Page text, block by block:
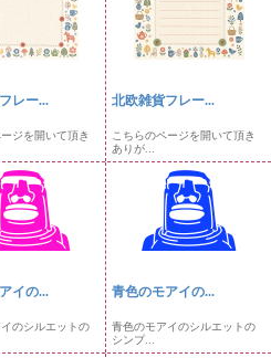
レー...
ジを開いて頂き
北欧雑貨フレー...
こちらのページを開いて頂き
ありが...
イの...
のシルエットの
青色のモアイの...
青色のモアイのシルエットの
シンプ...